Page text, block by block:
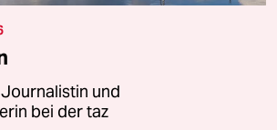
und
bei der taz